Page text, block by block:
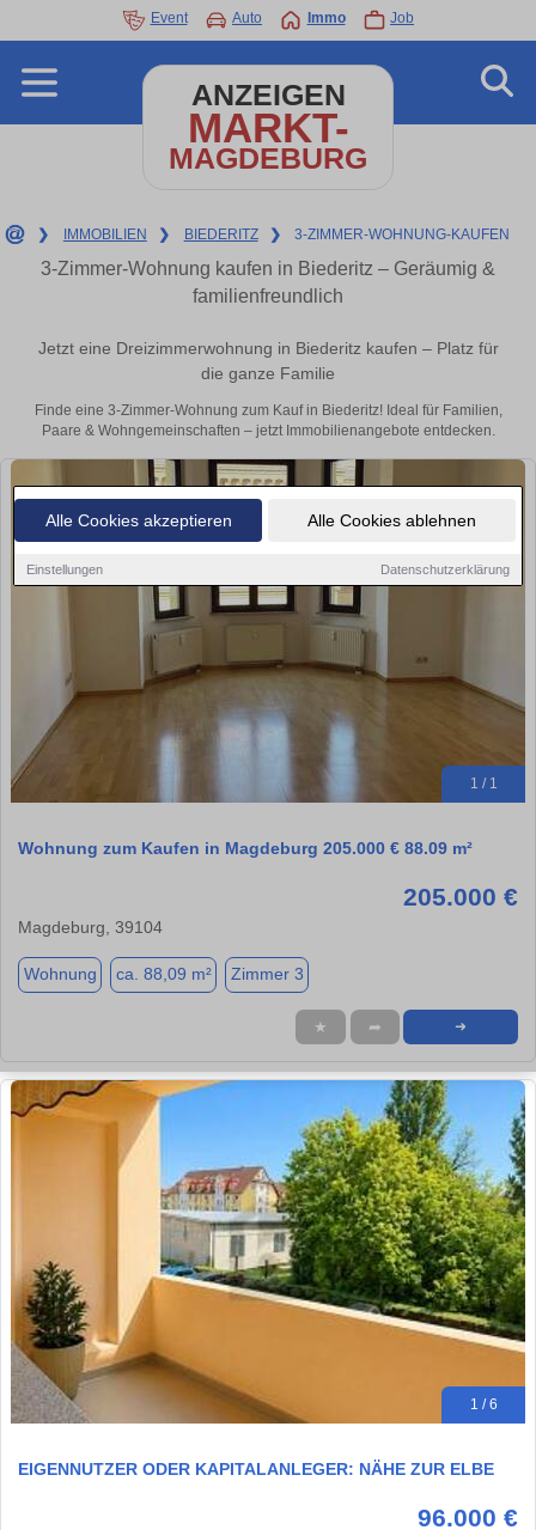
Alle Cookies akzeptieren Alle Cookies ablehnen
Einstellungen Datenschutzerklärung
Event Auto Immo Job
ANZEIGEN
MARKT-
MAGDEBURG
❯ IMMOBILIEN ❯ BIEDERITZ ❯ 3-ZIMMER-WOHNUNG-KAUFEN
3-Zimmer-Wohnung kaufen in Biederitz – Geräumig &
familienfreundlich
Jetzt eine Dreizimmerwohnung in Biederitz kaufen – Platz für
die ganze Familie
Finde eine 3-Zimmer-Wohnung zum Kauf in Biederitz! Ideal für Familien,
Paare & Wohngemeinschaften – jetzt Immobilienangebote entdecken.
1 / 1
Wohnung zum Kaufen in Magdeburg 205.000 € 88.09 m²
205.000 €
Magdeburg, 39104
Wohnung ca. 88,09 m² Zimmer 3
★ ➦ ➜
1 / 6
EIGENNUTZER ODER KAPITALANLEGER: NÄHE ZUR ELBE
96.000 €